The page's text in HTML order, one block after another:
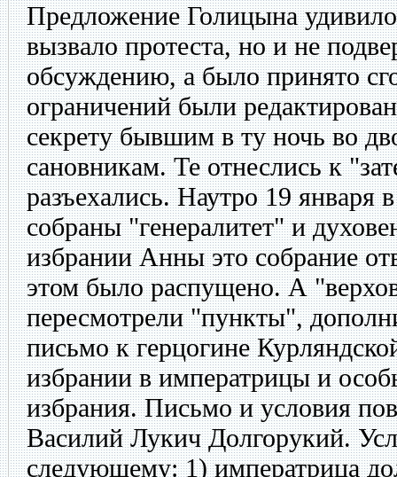
Предложение Голицына
вызвало протеста, но и не
обсуждению, а было принято
ограничений были
секрету бывшим в ту ночь во
сановникам. Те отнеслись к
разъехались. Наутро 19
собраны "генералитет" и
избрании Анны это собрание
этом было распущено. А
пересмотрели "пункты",
письмо к герцогине
избрании в императрицы и
избрания. Письмо и условия
Василий Лукич Долгорукий.
следующему: 1) императрица